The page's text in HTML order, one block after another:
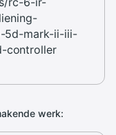
werk: